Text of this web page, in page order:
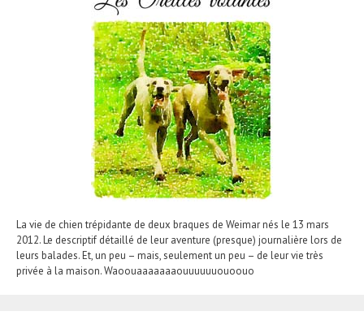
La vie de chien trépidante de deux braques de Weimar nés le 13 mars
2012. Le descriptif détaillé de leur aventure (presque) journalière lors de
leurs balades. Et, un peu – mais, seulement un peu – de leur vie très
privée à la maison. Waoouaaaaaaaouuuuuuouoouo